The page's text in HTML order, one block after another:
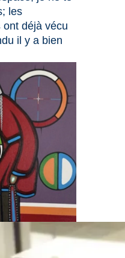
les
déjà vécu
il y a bien